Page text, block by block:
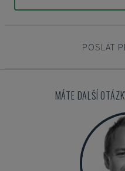
POSLAT
MÁTE DALŠÍ